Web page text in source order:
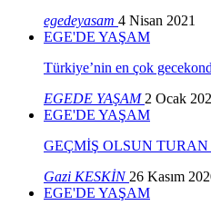
egedeyasam 4 Nisan 2021
EGE'DE YAŞAM
Türkiye’nin en çok
EGEDE YAŞAM 2 Ocak
EGE'DE YAŞAM
GEÇMİŞ OLSUN
Gazi KESKİN 26 Kasım
EGE'DE YAŞAM